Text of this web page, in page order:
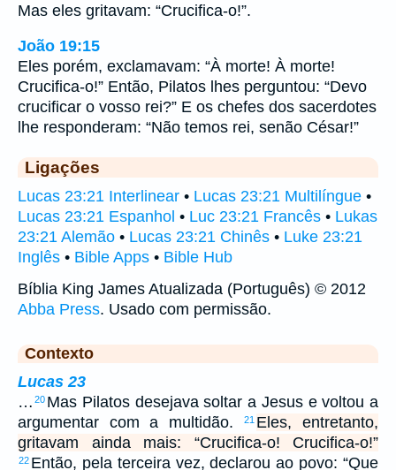
Mas eles gritavam: “Crucifica-o!”.
João 19:15
Eles porém, exclamavam: “À morte! À morte!
Crucifica-o!” Então, Pilatos lhes perguntou: “Devo
crucificar o vosso rei?” E os chefes dos sacerdotes
lhe responderam: “Não temos rei, senão César!”
Ligações
Lucas 23:21 Interlinear • Lucas 23:21 Multilíngue •
Lucas 23:21 Espanhol • Luc 23:21 Francês • Lukas
23:21 Alemão • Lucas 23:21 Chinês • Luke 23:21
Inglês • Bible Apps • Bible Hub
Bíblia King James Atualizada (Português) © 2012
Abba Press. Usado com permissão.
Contexto
Lucas 23
… 20 Mas Pilatos desejava soltar a Jesus e voltou a
argumentar com a multidão.
21 Eles, entretanto,
gritavam ainda mais: “Crucifica-o! Crucifica-o!”
22 Então, pela terceira vez, declarou ao povo: “Que